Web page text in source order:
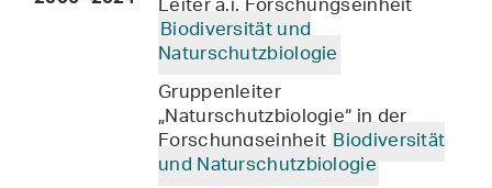
Biodiversität und
Naturschutzbiologie
Gruppenleiter
„Naturschutzbiologie“ in der
ForschungseinheitBiodiversität
und Naturschutzbiologie